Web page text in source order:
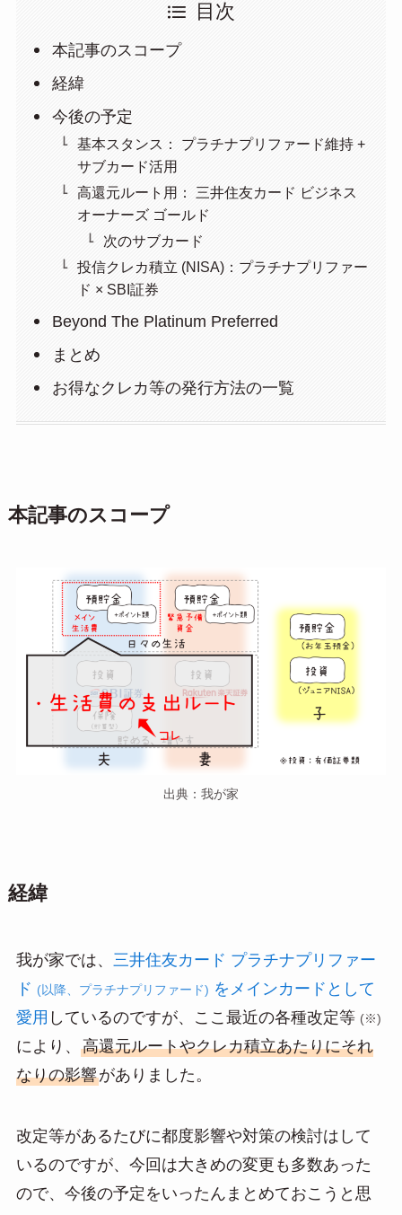
目次
本記事のスコープ
経緯
今後の予定
基本スタンス： プラチナプリファード維持 +
サブカード活用
高還元ルート用： 三井住友カード ビジネス
オーナーズ ゴールド
次のサブカード
投信クレカ積立 (NISA)：プラチナプリファー
ド × SBI証券
Beyond The Platinum Preferred
まとめ
お得なクレカ等の発行方法の一覧
本記事のスコープ
出典：我が家
経緯
我が家では、 三井住友カード プラチナプリファー
ド (以降、プラチナプリファード) をメインカードとして
愛用 しているのですが、ここ最近の各種改定等 (※)
により、 高還元ルートやクレカ積立あたりにそれ
なりの影響がありました。
改定等があるたびに都度影響や対策の検討はして
いるのですが、今回は大きめの変更も多数あった
ので、今後の予定をいったんまとめておこうと思